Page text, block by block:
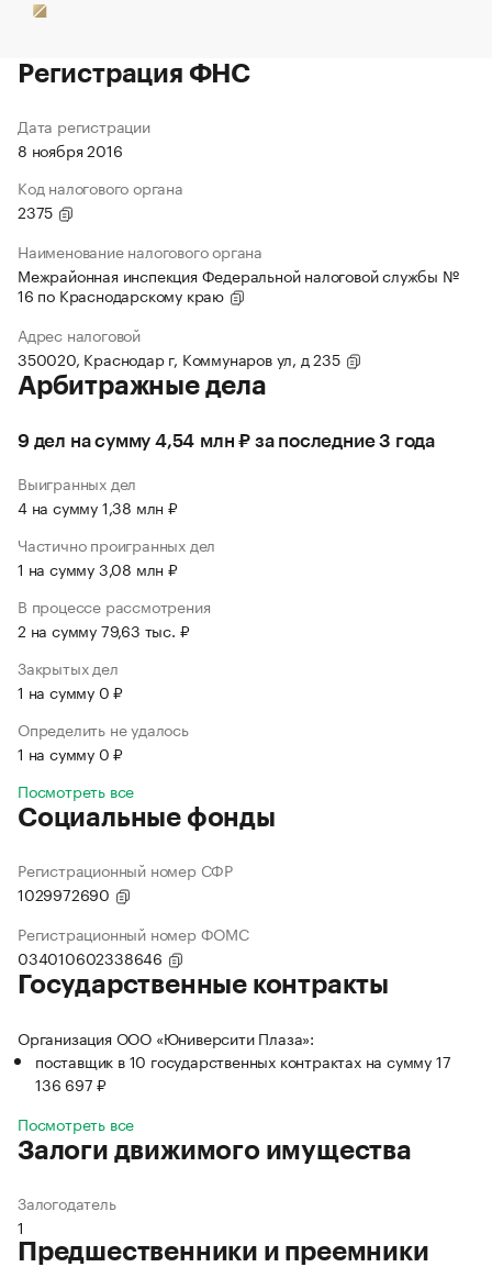
Регистрация ФНС
Дата регистрации
8 ноября 2016
Код налогового органа
2375
Наименование налогового органа
Межрайонная инспекция Федеральной налоговой службы №
16 по Краснодарскому краю
Адрес налоговой
350020, Краснодар г, Коммунаров ул, д 235
Арбитражные дела
9 дел на сумму 4,54 млн ₽ за последние 3 года
Выигранных дел
4 на сумму 1,38 млн ₽
Частично проигранных дел
1 на сумму 3,08 млн ₽
В процессе рассмотрения
2 на сумму 79,63 тыс. ₽
Закрытых дел
1 на сумму 0 ₽
Определить не удалось
1 на сумму 0 ₽
Посмотреть все
Социальные фонды
Регистрационный номер СФР
1029972690
Регистрационный номер ФОМС
034010602338646
Государственные контракты
Организация ООО «Юниверсити Плаза»:
поставщик в 10 государственных контрактах на сумму 17
136 697 ₽
Посмотреть все
Залоги движимого имущества
Залогодатель
1
Предшественники и преемники